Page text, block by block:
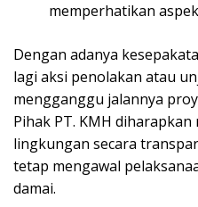
memperhatikan
Dengan adanya
lagi aksi penolakan atau
mengganggu jalannya
Pihak PT. KMH
lingkungan secara
tetap mengawal
damai.